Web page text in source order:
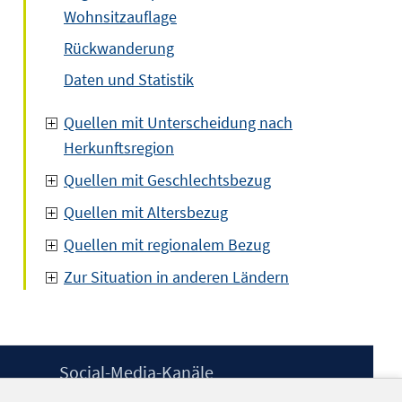
Wohnsitzauflage
Rückwanderung
Daten und Statistik
Quellen mit Unterscheidung nach
Herkunftsregion
Quellen mit Geschlechtsbezug
Quellen mit Altersbezug
Quellen mit regionalem Bezug
Zur Situation in anderen Ländern
Social-Media-Kanäle